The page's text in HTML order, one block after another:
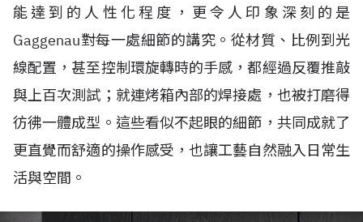
能達到的人性化程度，更令人印象深刻的是
Gaggenau對每一處細節的講究。從材質、比例到光
線配置，甚至控制環旋轉時的手感，都經過反覆推敲
與上百次測試；就連烤箱內部的焊接處，也被打磨得
彷彿一體成型。這些看似不起眼的細節，共同成就了
更直覺而舒適的操作感受，也讓工藝自然融入日常生
活與空間。